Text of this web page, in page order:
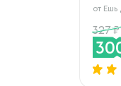
от Ешь
327